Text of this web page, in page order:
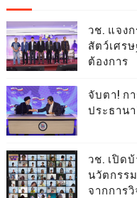
วช. แจง
สัตว์เศร
ต้องการ
จับตา! ก
ประธาน
วช. เปิด
นวัตกรร
จากการ